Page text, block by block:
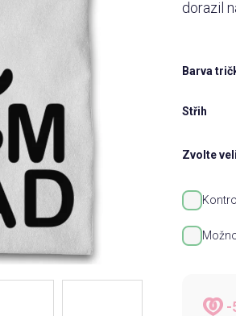
dorazil
Barva
Střih
Zvolte
-